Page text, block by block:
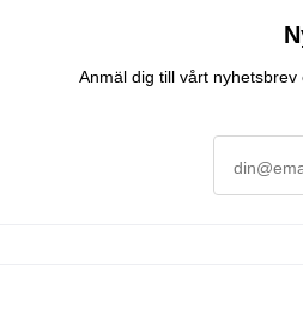
Anmäl dig till vårt